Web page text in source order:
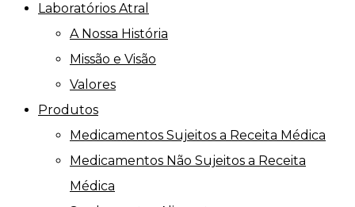
Laboratórios Atral
A Nossa História
Missão e Visão
Valores
Produtos
Medicamentos Sujeitos a Receita Médica
Medicamentos Não Sujeitos a Receita
Médica